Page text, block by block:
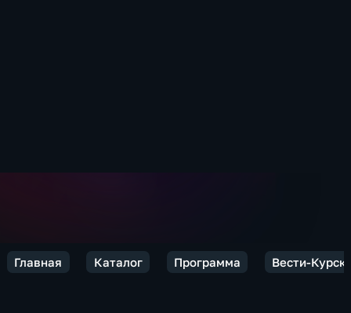
Главная Каталог Программа Вести-Курск